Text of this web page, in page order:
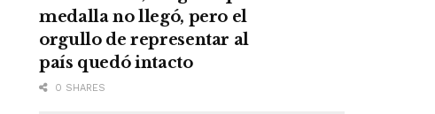
medalla no llegó, pero el
orgullo de representar al
país quedó intacto
0 SHARES